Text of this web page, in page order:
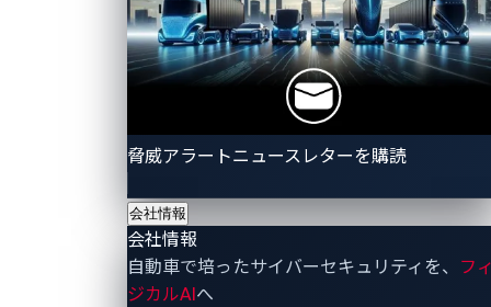
脅威アラートニュースレターを購読
会社情報
会社情報
自動車で培ったサイバーセキュリティを、
フ
ジカルAIへ
SPIRITCYBER主催の自動車向けCTF「Time to Drive」
チャレンジに取り組みました。これは安全なシミュレ
ーション環境で同様の脆弱性を可視化し理解するため
CTFチャレンジにおけるCAN
インジェクションの実演